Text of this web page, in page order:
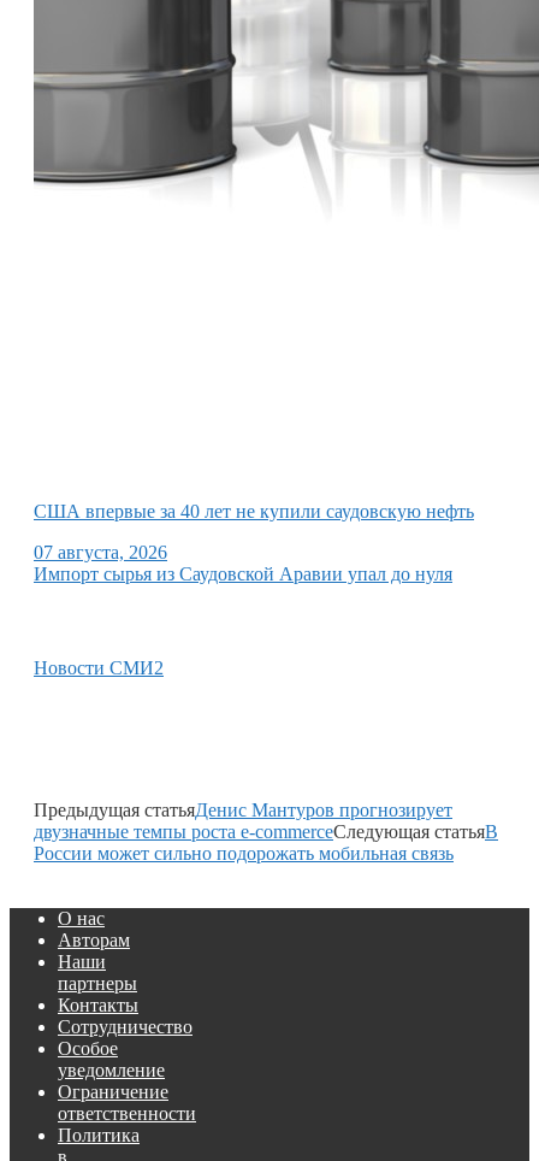
США впервые за 40 лет не купили саудовскую нефть
07 августа, 2026
Импорт сырья из Саудовской Аравии упал до нуля
Новости СМИ2
Предыдущая статьяДенис Мантуров прогнозирует
двузначные темпы роста e-commerceСледующая статьяВ
России может сильно подорожать мобильная связь
О нас
Авторам
Наши
партнеры
Контакты
Сотрудничество
Особое
уведомление
Ограничение
ответственности
Политика
в